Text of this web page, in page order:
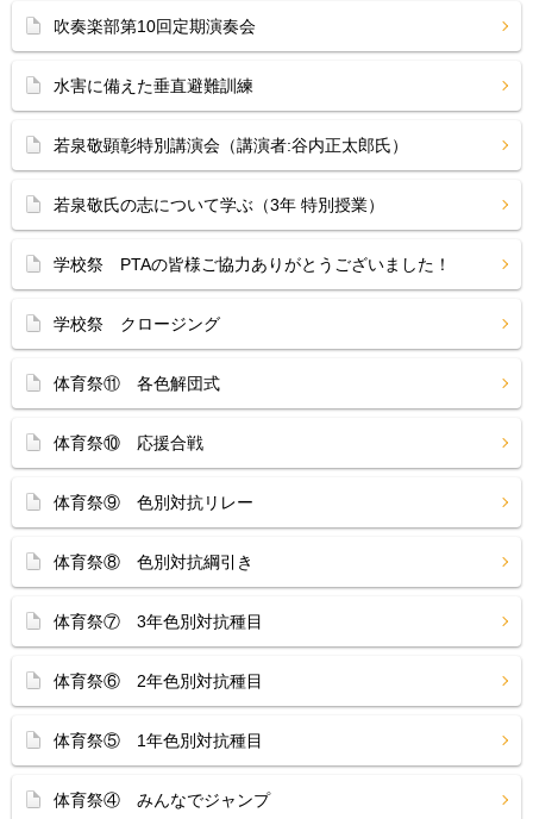
吹奏楽部第10回定期演奏会
水害に備えた垂直避難訓練
若泉敬顕彰特別講演会（講演者:谷内正太郎氏）
若泉敬氏の志について学ぶ（3年 特別授業）
学校祭 PTAの皆様ご協力ありがとうございました！
学校祭 クロージング
体育祭⑪ 各色解団式
体育祭⑩ 応援合戦
体育祭⑨ 色別対抗リレー
体育祭⑧ 色別対抗綱引き
体育祭⑦ 3年色別対抗種目
体育祭⑥ 2年色別対抗種目
体育祭⑤ 1年色別対抗種目
体育祭④ みんなでジャンプ